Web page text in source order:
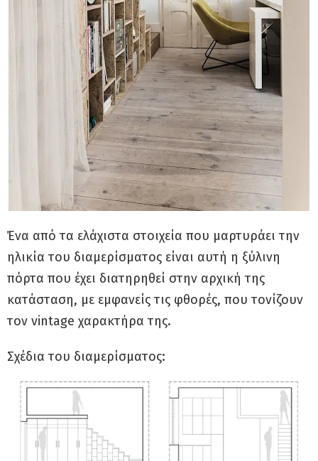
Ένα από τα ελάχιστα στοιχεία που μαρτυράει την
ηλικία του διαμερίσματος είναι αυτή η ξύλινη
πόρτα που έχει διατηρηθεί στην αρχική της
κατάσταση, με εμφανείς τις φθορές, που τονίζουν
τον vintage χαρακτήρα της.
Σχέδια του διαμερίσματος: